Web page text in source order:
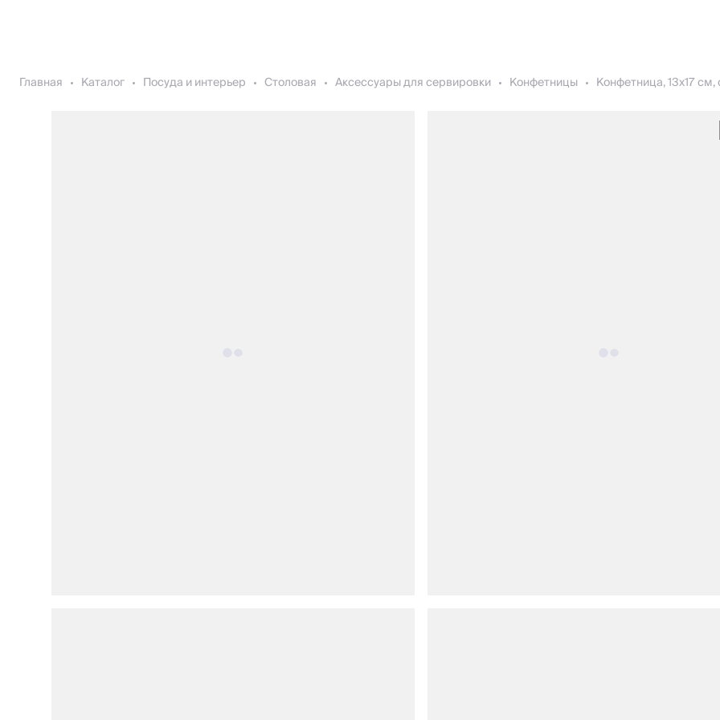
Главная Каталог Посуда и интерьер Столовая Аксессуары для сервировки Конфетницы Конфетница, 13х17